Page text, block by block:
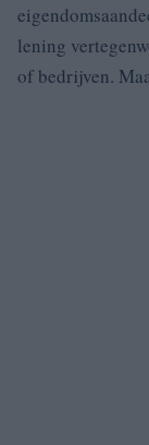
lening
of bedrijven.